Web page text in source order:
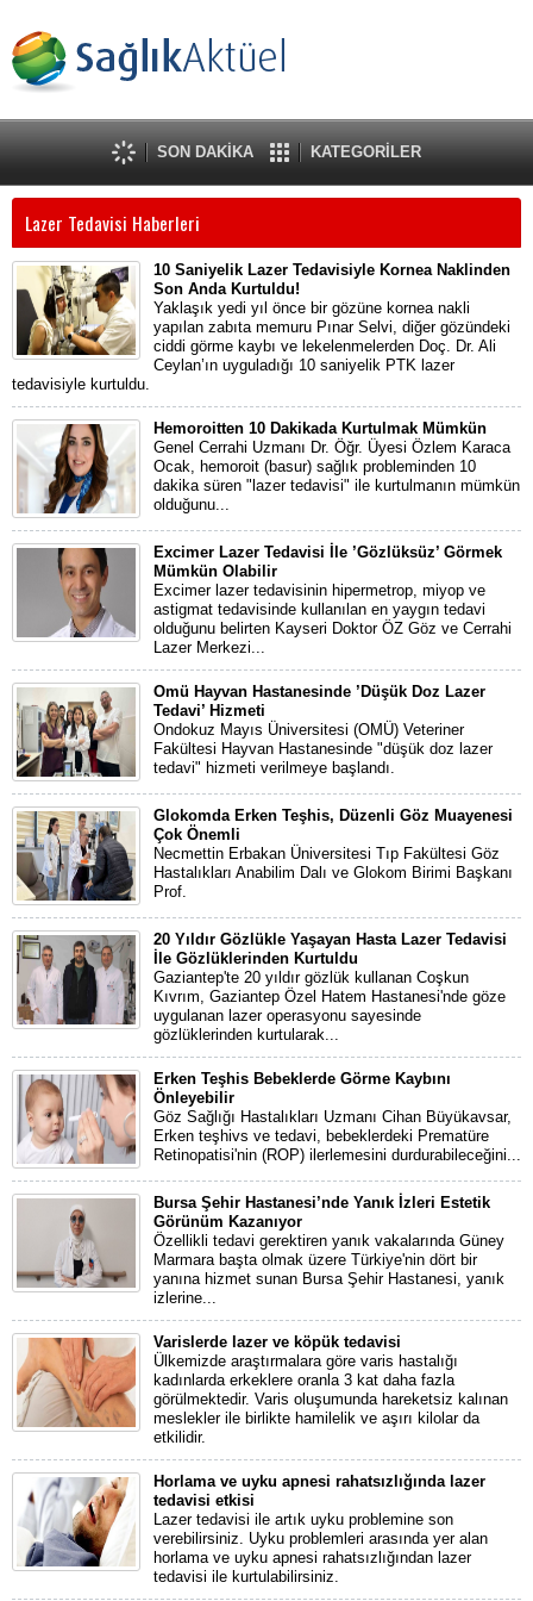
SON DAKİKA KATEGORİLER
Lazer Tedavisi Haberleri
10 Saniyelik Lazer Tedavisiyle Kornea Naklinden
Son Anda Kurtuldu!
Yaklaşık yedi yıl önce bir gözüne kornea nakli
yapılan zabıta memuru Pınar Selvi, diğer gözündeki
ciddi görme kaybı ve lekelenmelerden Doç. Dr. Ali
Ceylan’ın uyguladığı 10 saniyelik PTK lazer
tedavisiyle kurtuldu.
Hemoroitten 10 Dakikada Kurtulmak Mümkün
Genel Cerrahi Uzmanı Dr. Öğr. Üyesi Özlem Karaca
Ocak, hemoroit (basur) sağlık probleminden 10
dakika süren "lazer tedavisi" ile kurtulmanın mümkün
olduğunu...
Excimer Lazer Tedavisi İle ’Gözlüksüz’ Görmek
Mümkün Olabilir
Excimer lazer tedavisinin hipermetrop, miyop ve
astigmat tedavisinde kullanılan en yaygın tedavi
olduğunu belirten Kayseri Doktor ÖZ Göz ve Cerrahi
Lazer Merkezi...
Omü Hayvan Hastanesinde ’Düşük Doz Lazer
Tedavi’ Hizmeti
Ondokuz Mayıs Üniversitesi (OMÜ) Veteriner
Fakültesi Hayvan Hastanesinde "düşük doz lazer
tedavi" hizmeti verilmeye başlandı.
Glokomda Erken Teşhis, Düzenli Göz Muayenesi
Çok Önemli
Necmettin Erbakan Üniversitesi Tıp Fakültesi Göz
Hastalıkları Anabilim Dalı ve Glokom Birimi Başkanı
Prof.
20 Yıldır Gözlükle Yaşayan Hasta Lazer Tedavisi
İle Gözlüklerinden Kurtuldu
Gaziantep'te 20 yıldır gözlük kullanan Coşkun
Kıvrım, Gaziantep Özel Hatem Hastanesi'nde göze
uygulanan lazer operasyonu sayesinde
gözlüklerinden kurtularak...
Erken Teşhis Bebeklerde Görme Kaybını
Önleyebilir
Göz Sağlığı Hastalıkları Uzmanı Cihan Büyükavsar,
Erken teşhivs ve tedavi, bebeklerdeki Prematüre
Retinopatisi'nin (ROP) ilerlemesini durdurabileceğini...
Bursa Şehir Hastanesi’nde Yanık İzleri Estetik
Görünüm Kazanıyor
Özellikli tedavi gerektiren yanık vakalarında Güney
Marmara başta olmak üzere Türkiye'nin dört bir
yanına hizmet sunan Bursa Şehir Hastanesi, yanık
izlerine...
Varislerde lazer ve köpük tedavisi
Ülkemizde araştırmalara göre varis hastalığı
kadınlarda erkeklere oranla 3 kat daha fazla
görülmektedir. Varis oluşumunda hareketsiz kalınan
meslekler ile birlikte hamilelik ve aşırı kilolar da
etkilidir.
Horlama ve uyku apnesi rahatsızlığında lazer
tedavisi etkisi
Lazer tedavisi ile artık uyku problemine son
verebilirsiniz. Uyku problemleri arasında yer alan
horlama ve uyku apnesi rahatsızlığından lazer
tedavisi ile kurtulabilirsiniz.